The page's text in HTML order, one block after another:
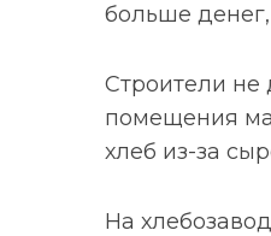
больше денег,
Строители не
помещения
хлеб из-за
На